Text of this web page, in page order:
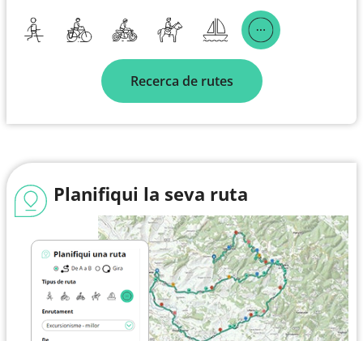
Recerca de rutes
Planifiqui la seva ruta